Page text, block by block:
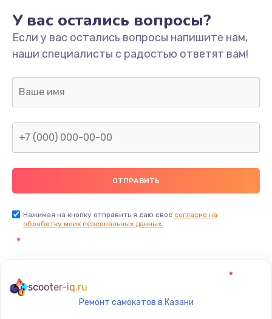
У вас остались вопросы?
Если у вас остались вопросы напишите нам,
наши специалисты с радостью ответят вам!
Нажимая на кнопку отправить я даю свое согласие на
обработку моих персональных данных.
scooter-iq.ru
Ремонт самокатов в Казани